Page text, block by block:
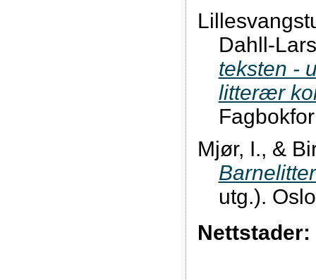
Dahll-
teksten -
litterær
Mjør, I., &
utg.).
Nettstader: